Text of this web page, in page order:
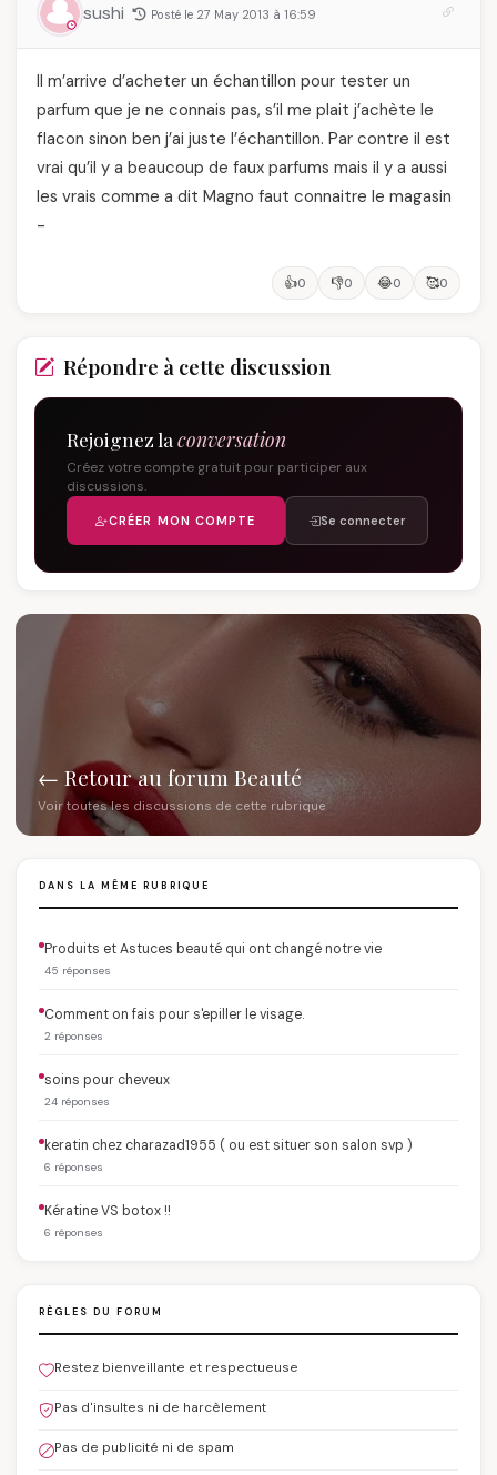
sushi Posté le 27 May 2013 à 16:59
Il m’arrive d’acheter un échantillon pour tester un
parfum que je ne connais pas, s’il me plait j’achète le
flacon sinon ben j’ai juste l’échantillon. Par contre il est
vrai qu’il y a beaucoup de faux parfums mais il y a aussi
les vrais comme a dit Magno faut connaitre le magasin
-
👍0 👎0 😂0 🥰0
Répondre à cette discussion
Rejoignez la conversation
Créez votre compte gratuit pour participer aux
discussions.
CRÉER MON COMPTE Se connecter
← Retour au forum Beauté
Voir toutes les discussions de cette rubrique
DANS LA MÊME RUBRIQUE
Produits et Astuces beauté qui ont changé notre vie
45 réponses
Comment on fais pour s'epiller le visage.
2 réponses
soins pour cheveux
24 réponses
keratin chez charazad1955 ( ou est situer son salon svp )
6 réponses
Kératine VS botox !!
6 réponses
RÈGLES DU FORUM
Restez bienveillante et respectueuse
Pas d'insultes ni de harcèlement
Pas de publicité ni de spam